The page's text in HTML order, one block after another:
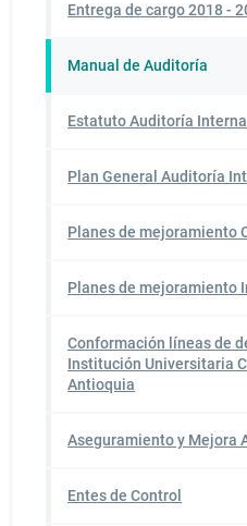
Entrega de cargo 2018 -
Manual de Auditoría
Estatuto Auditoría Interna
Plan General Auditoría
Planes de mejoramiento
Planes de mejoramiento
Conformación líneas de
Institución Universitaria
Antioquia
Aseguramiento y Mejora
Entes de Control